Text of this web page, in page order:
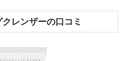
レンザーの口コミ